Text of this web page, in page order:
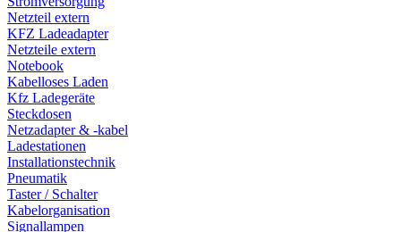
Netzteil extern
KFZ Ladeadapter
Netzteile extern
Notebook
Kabelloses Laden
Kfz Ladegeräte
Steckdosen
Netzadapter & -kabel
Ladestationen
Installationstechnik
Pneumatik
Taster / Schalter
Kabelorganisation
Signallampen